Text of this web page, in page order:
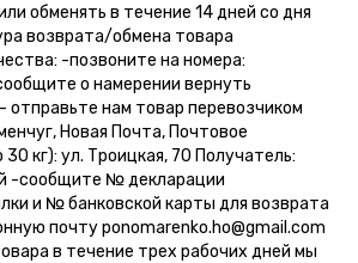
обменять в течение 14 дней со дня
возврата/обмена товара
-позвоните на номера:
о намерении вернуть
отправьте нам товар перевозчиком
Новая Почта, Почтовое
кг): ул. Троицкая, 70 Получатель:
-сообщите № декларации
и № банковской карты для возврата
почту ponomarenko.ho@gmail.com
в течение трех рабочих дней мы